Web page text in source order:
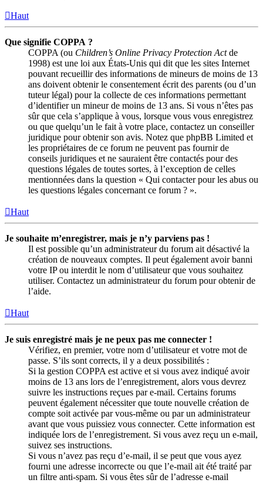
Haut
Que signifie COPPA ?
COPPA (ou Children’s Online Privacy Protection Actde
1998) est une loi aux États-Unis qui dit que les sites Internet
pouvant recueillir des informations de mineurs de moins de 13
ans doivent obtenir le consentement écrit des parents (ou d’un
tuteur légal) pour la collecte de ces informations permettant
d’identifier un mineur de moins de 13 ans. Si vous n’êtes pas
sûr que cela s’applique à vous, lorsque vous vous enregistrez
ou que quelqu’un le fait à votre place, contactez un conseiller
juridique pour obtenir son avis. Notez que phpBB Limited et
les propriétaires de ce forum ne peuvent pas fournir de
conseils juridiques et ne sauraient être contactés pour des
questions légales de toutes sortes, à l’exception de celles
mentionnées dans la question « Qui contacter pour les abus ou
les questions légales concernant ce forum ? ».
Haut
Je souhaite m’enregistrer, mais je n’y parviens pas !
Il est possible qu’un administrateur du forum ait désactivé la
création de nouveaux comptes. Il peut également avoir banni
votre IP ou interdit le nom d’utilisateur que vous souhaitez
utiliser. Contactez un administrateur du forum pour obtenir de
l’aide.
Haut
Je suis enregistré mais je ne peux pas me connecter !
Vérifiez, en premier, votre nom d’utilisateur et votre mot de
passe. S’ils sont corrects, il y a deux possibilités :
Si la gestion COPPA est active et si vous avez indiqué avoir
moins de 13 ans lors de l’enregistrement, alors vous devrez
suivre les instructions reçues par e-mail. Certains forums
peuvent également nécessiter que toute nouvelle création de
compte soit activée par vous-même ou par un administrateur
avant que vous puissiez vous connecter. Cette information est
indiquée lors de l’enregistrement. Si vous avez reçu un e-mail,
suivez ses instructions.
Si vous n’avez pas reçu d’e-mail, il se peut que vous ayez
fourni une adresse incorrecte ou que l’e-mail ait été traité par
un filtre anti-spam. Si vous êtes sûr de l’adresse e-mail